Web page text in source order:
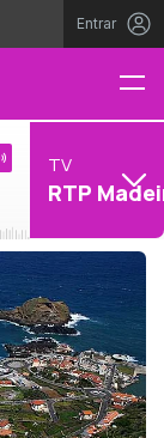
Entrar
TV
RTP